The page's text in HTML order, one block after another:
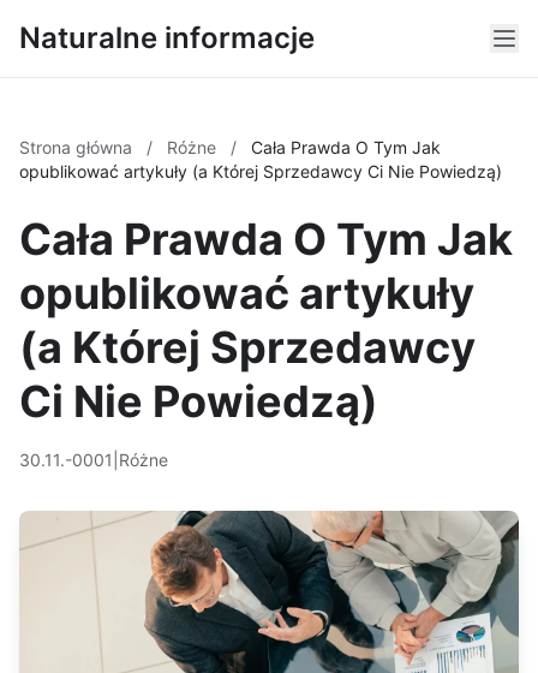
Naturalne informacje
Strona główna / Różne /
Cała Prawda O Tym Jak
opublikować artykuły (a Której Sprzedawcy Ci Nie Powiedzą)
Cała Prawda O Tym Jak
opublikować artykuły
(a Której Sprzedawcy
Ci Nie Powiedzą)
30.11.-0001 Różne